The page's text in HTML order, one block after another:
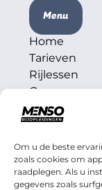
Om u de beste
zoals cookies om
raadplegen. Als u
gegevens zoals
Menu
Home
Tarieven
Rijlessen
Over ons
Contact